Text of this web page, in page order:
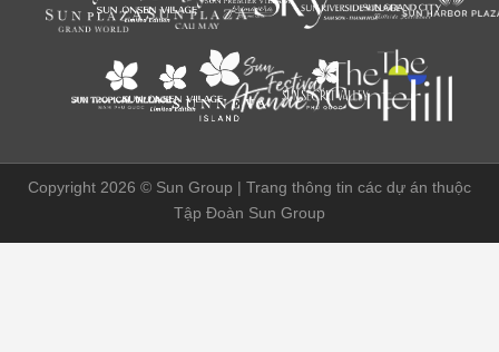
Copyright 2026 © Sun Group | Trang thông tin các dự án thuộc
Tập Đoàn Sun Group